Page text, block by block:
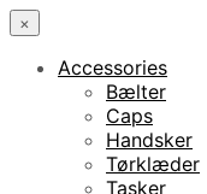
×
Accessories
Bælter
Caps
Handsker
Tørklæder
Tasker